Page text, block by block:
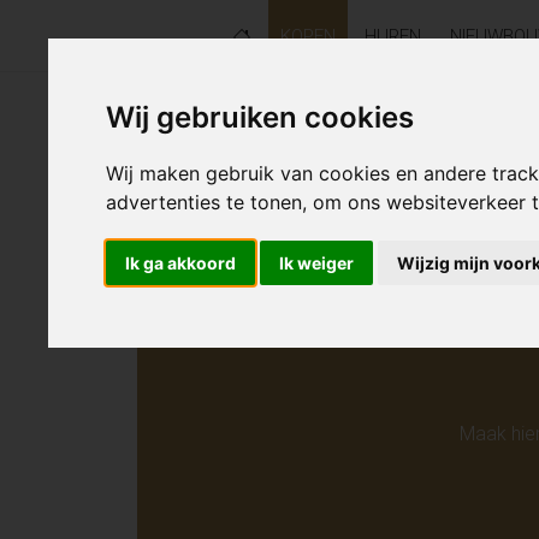
Wij gebruiken cookies
Wij maken gebruik van cookies en andere
advertenties te tonen, om ons websiteverkeer
Ik ga akkoord Ik weiger Wijzig mijn
KOPEN HUREN
Helaas
Maak